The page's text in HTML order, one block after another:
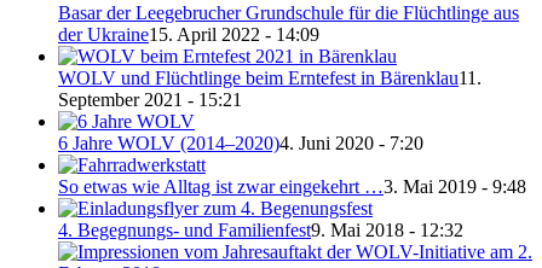
Basar der Leegebrucher Grundschule für die Flüchtlinge aus
der Ukraine15. April 2022 - 14:09
WOLV und Flüchtlinge beim Erntefest in Bärenklau11.
September 2021 - 15:21
6 Jahre WOLV (2014–2020)4. Juni 2020 - 7:20
So etwas wie Alltag ist zwar eingekehrt …3. Mai 2019 - 9:48
4. Begegnungs- und Familienfest9. Mai 2018 - 12:32